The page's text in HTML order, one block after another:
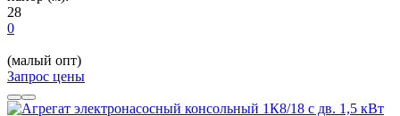
28
0
(малый опт)
Запрос цены